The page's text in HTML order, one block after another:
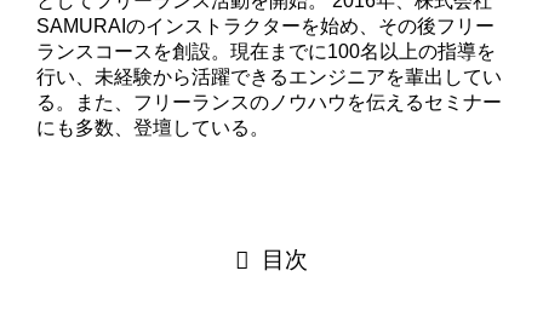
SAMURAIのインストラクターを始め、その後フリー
ランスコースを創設。現在までに100名以上の指導を
行い、未経験から活躍できるエンジニアを輩出してい
る。また、フリーランスのノウハウを伝えるセミナー
にも多数、登壇している。
目次